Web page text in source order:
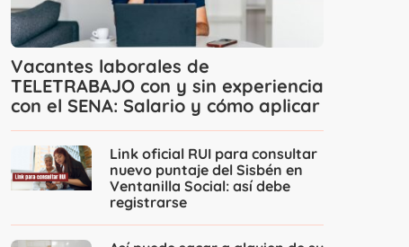
Vacantes laborales de
TELETRABAJO con y sin experiencia
con el SENA: Salario y cómo aplicar
Link oficial RUI para consultar
nuevo puntaje del Sisbén en
Ventanilla Social: así debe
registrarse